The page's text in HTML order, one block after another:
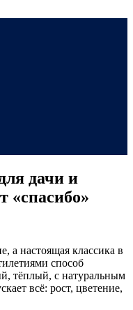
дачи и
«спасибо»
а настоящая классика в
способ
тёплый, с натуральным
всё: рост, цветение,